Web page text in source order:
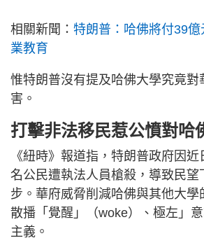
相關新聞： 特朗普：哈佛將付39
業教育
惟特朗普沒有提及哈佛大學究竟對
害。
打擊非法移民惹公憤對哈
《紐時》報道指，特朗普政府因
名公民遭執法人員槍殺，導致民望
步。華府威脅削減哈佛與其他大學
散播「覺醒」（woke）、極左」
主義。